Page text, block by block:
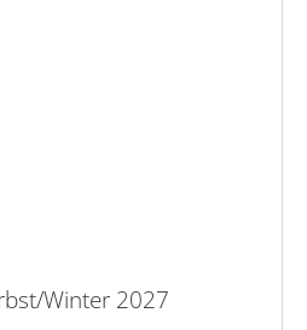
Winter 2027